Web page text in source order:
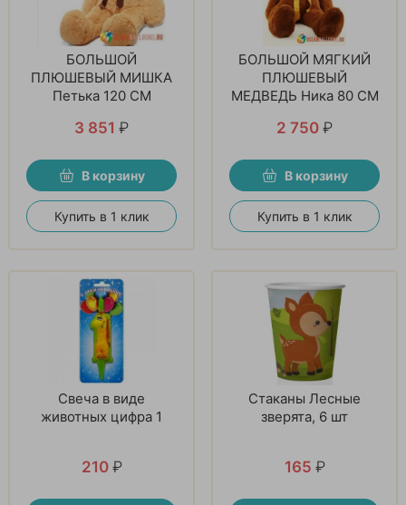
БОЛЬШОЙ
ПЛЮШЕВЫЙ МИШКА
Петька 120 СМ
3 851 ₽
В корзину
Купить в 1 клик
БОЛЬШОЙ МЯГКИЙ
ПЛЮШЕВЫЙ
МЕДВЕДЬ Ника 80 СМ
2 750 ₽
В корзину
Купить в 1 клик
Свеча в виде
животных цифра 1
210 ₽
Стаканы Лесные
зверята, 6 шт
165 ₽